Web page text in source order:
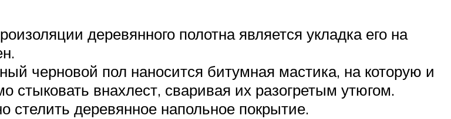
деревянного полотна является укладка его на
черновой пол наносится битумная мастика, на которую и
стыковать внахлест, сваривая их разогретым утюгом.
деревянное напольное покрытие.